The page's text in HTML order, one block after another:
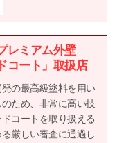
レミアム外壁
コート」取扱店
の最高級塗料を用い
ため、非常に高い技
コートを取り扱える
厳しい審査に通過し